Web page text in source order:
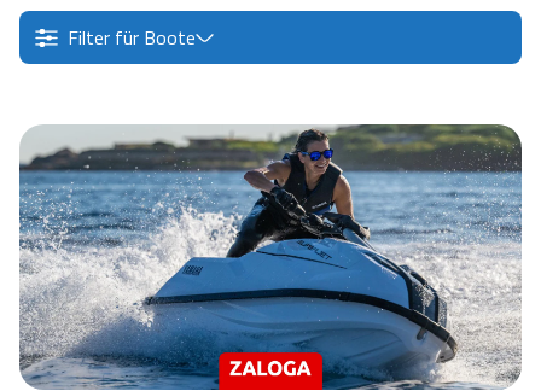
Filter für Boote